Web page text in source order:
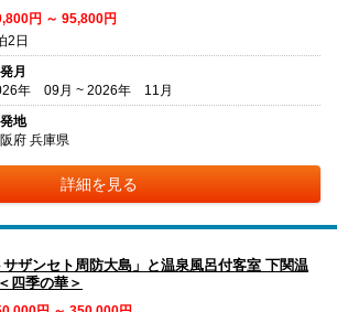
円 ～ 95,800円
2日
月
年 09月 ~ 2026年 11月
地
府 兵庫県
詳細を見る
サザンセト周防大島」と温泉風呂付客室 下関温
四季の華＞